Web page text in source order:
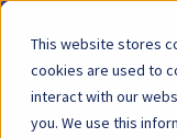
This website stores
cookies are used to
interact with our
you. We use this
TILBAKE